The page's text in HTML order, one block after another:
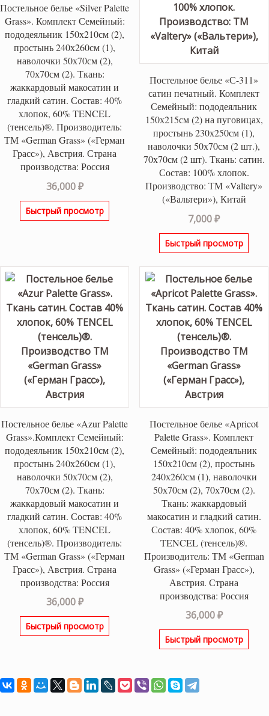
Постельное белье «Silver Palette
Grass». Комплект Семейный:
пододеяльник 150х210см (2),
простынь 240х260см (1),
наволочки 50х70см (2),
70х70см (2). Ткань:
жаккардовый макосатин и
гладкий сатин. Состав: 40%
хлопок, 60% TENCEL
(тенсель)®. Производитель:
ТМ «German Grass» («Герман
Грасс»), Австрия. Страна
производства: Россия
36,000₽
Быстрый просмотр
Постельное белье «С-311»
сатин печатный. Комплект
Семейный: пододеяльник
150х215см (2) на пуговицах,
простынь 230х250см (1),
наволочки 50х70см (2 шт.),
70х70см (2 шт). Ткань: сатин.
Состав: 100% хлопок.
Производство: ТМ «Valtery»
(«Вальтери»), Китай
7,000₽
Быстрый просмотр
Постельное белье «Azur Palette
Grass».Комплект Семейный:
пододеяльник 150х210см (2),
простынь 240х260см (1),
наволочки 50х70см (2),
70х70см (2). Ткань:
жаккардовый макосатин и
гладкий сатин. Состав: 40%
хлопок, 60% TENCEL
(тенсель)®. Производитель:
ТМ «German Grass» («Герман
Грасс»), Австрия. Страна
производства: Россия
36,000₽
Быстрый просмотр
Постельное белье «Apricot
Palette Grass». Комплект
Семейный: пододеяльник
150х210см (2), простынь
240х260см (1), наволочки
50х70см (2), 70х70см (2).
Ткань: жаккардовый
макосатин и гладкий сатин.
Состав: 40% хлопок, 60%
TENCEL (тенсель)®.
Производитель: ТМ «German
Grass» («Герман Грасс»),
Австрия. Страна
производства: Россия
36,000₽
Быстрый просмотр